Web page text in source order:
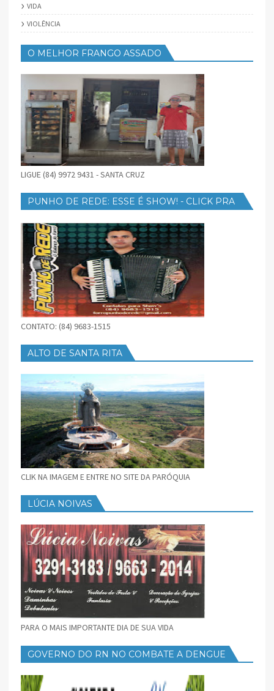
VIDA
VIOLÊNCIA
O MELHOR FRANGO ASSADO
LIGUE (84) 9972 9431 - SANTA CRUZ
PUNHO DE REDE: ESSE É SHOW! - CLICK PRA
CONTATO: (84) 9683-1515
ALTO DE SANTA RITA
CLIK NA IMAGEM E ENTRE NO SITE DA PARÓQUIA
LÚCIA NOIVAS
PARA O MAIS IMPORTANTE DIA DE SUA VIDA
GOVERNO DO RN NO COMBATE A DENGUE